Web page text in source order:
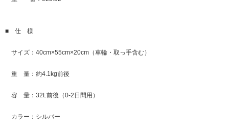
■ 仕 様
サイズ：40cm×55cm×20cm（車輪・取っ手含む）
重 量：約4.1kg前後
容 量：32L前後（0-2日間用）
カラー：シルバー